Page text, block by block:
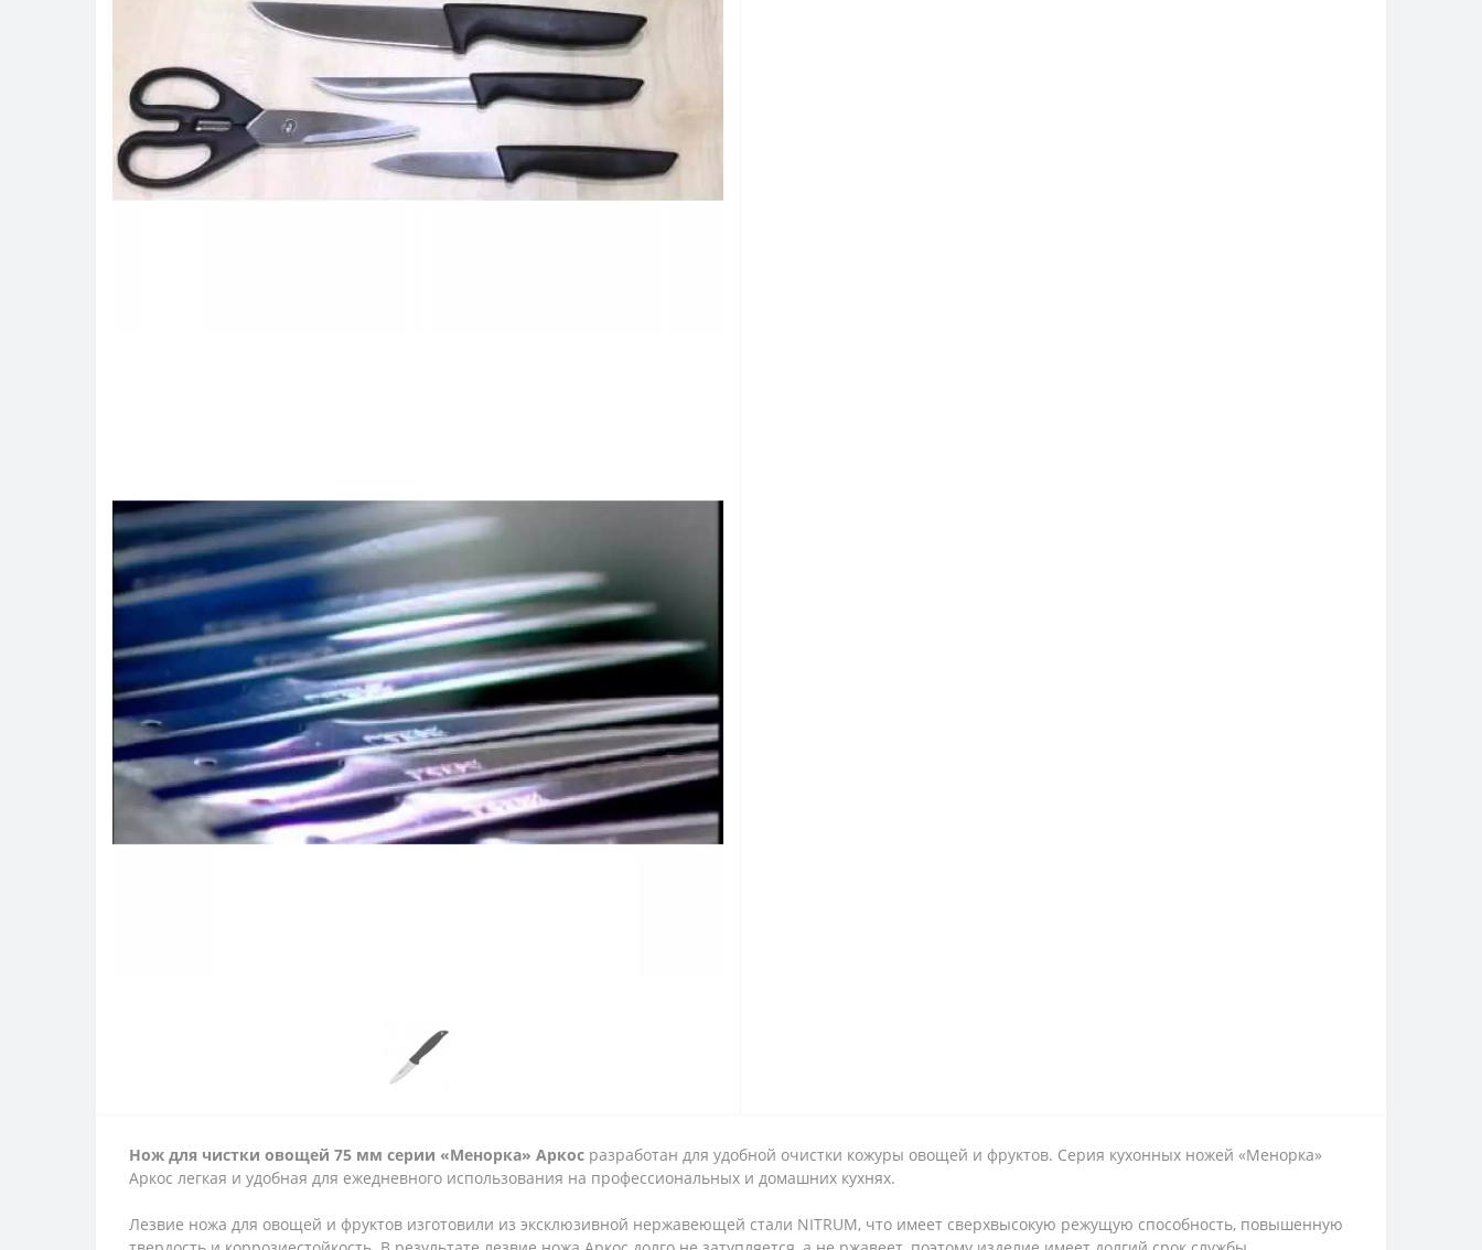
Нож для чистки овощей 75 мм серии «Менорка» Аркос разработан для удобной очистки кожуры овощей и фруктов. Серия кухонных ножей «Менорка»
Аркос легкая и удобная для ежедневного использования на профессиональных и домашних кухнях.
Лезвие ножа для овощей и фруктов изготовили из эксклюзивной нержавеющей стали NITRUM, что имеет сверхвысокую режущую способность, повышенную